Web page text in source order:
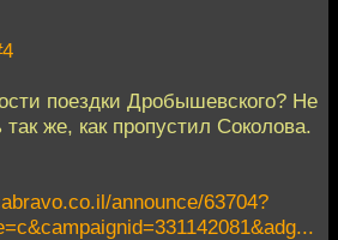
поездки Дробышевского? Не
так же, как пропустил Соколова.
announce/63704?